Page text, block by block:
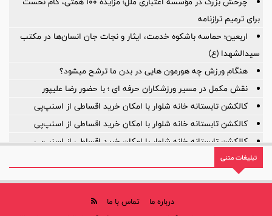
برای ترمیم ترازنامه
اربعین؛ حماسه باشکوه خدمت، ایثار و نجات جان انسان‌ها در مکتب
سیدالشهدا (ع)
هنگام ورزش چه هورمون هایی در بدن ما ترشح میشود؟
نقش مکمل در مسیر ورزشکاران حرفه ای ؛ با حضور رضا علیپور
کالکشن تابستانه خانه شلوار با امکان خرید اقساطی از اسنپ‌پی
کالکشن تابستانه خانه شلوار با امکان خرید اقساطی از اسنپ‌پی
کالکشن تابستانه خانه شلوار با امکان خرید اقساطی از اسنپ‌پی
روایت یک مأموریت بزرگ؛ ۲۲ سال افتخار، ۲۲ سال توسعه
تبلیغات متنی
درباره ما
تماس با ما